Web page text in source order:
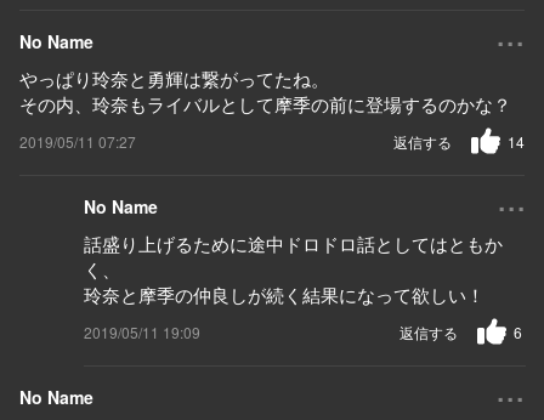
No Name ...
やっぱり玲奈と勇輝は繋がってたね。
その内、玲奈もライバルとして摩季の前に登場するのかな？
2019/05/11 07:27 14
返信する
No Name ...
話盛り上げるために途中ドロドロ話としてはともか
く、
玲奈と摩季の仲良しが続く結果になって欲しい！
2019/05/11 19:09 6
返信する
No Name ...